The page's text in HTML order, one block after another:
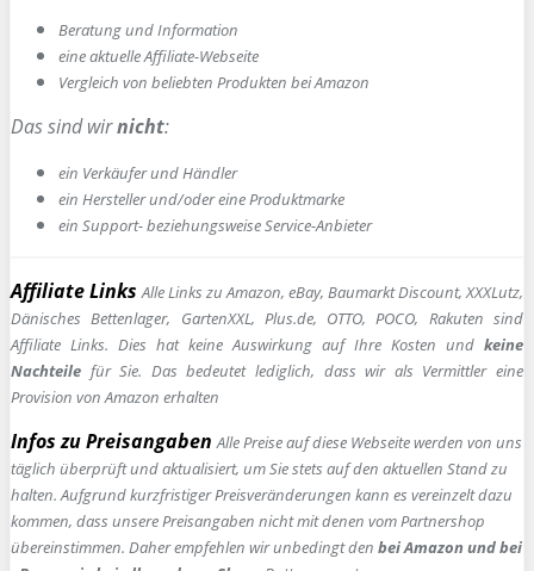
Beratung und Information
eine aktuelle Affiliate-Webseite
Vergleich von beliebten Produkten bei Amazon
Das sind wirnicht:
ein Verkäufer und Händler
ein Hersteller und/oder eine Produktmarke
ein Support- beziehungsweise Service-Anbieter
Affiliate Links Alle Links zu Amazon, eBay, Baumarkt Discount, XXXLutz,
Dänisches Bettenlager, GartenXXL, Plus.de, OTTO, POCO, Rakuten sind
Affiliate Links. Dies hat keine Auswirkung auf Ihre Kosten und keine
Nachteile für Sie. Das bedeutet lediglich, dass wir als Vermittler eine
Provision von Amazon erhalten
Infos zu Preisangaben Alle Preise auf diese Webseite werden von uns
täglich überprüft und aktualisiert, um Sie stets auf den aktuellen Stand zu
halten. Aufgrund kurzfristiger Preisveränderungen kann es vereinzelt dazu
kommen, dass unsere Preisangaben nicht mit denen vom Partnershop
übereinstimmen. Daher empfehlen wir unbedingt den bei Amazon und bei